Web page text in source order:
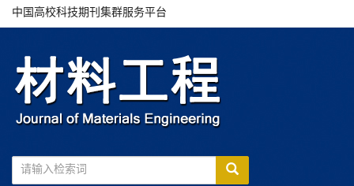
中国高校科技期刊集群服务平台